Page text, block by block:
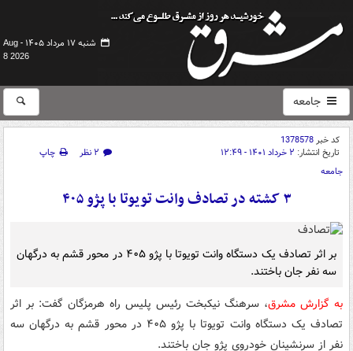
شنبه ۱۷ مرداد ۱۴۰۵ -
Aug
8 2026
جامعه
کد خبر1378578
تاریخ انتشار: ۲ خرداد ۱۴۰۱ - ۱۲:۴۹ ۲ نظر
چاپ
جامعه
۳ کشته در تصادف وانت تویوتا با پژو ۴۰۵
بر اثر تصادف یک دستگاه وانت تویوتا با پژو ۴۰۵ در محور قشم به درگهان
سه نفر جان باختند.
به گزارش مشرق، سرهنگ نیکبخت رئیس پلیس راه هرمزگان گفت: بر اثر
تصادف یک دستگاه وانت تویوتا با پژو ۴۰۵ در محور قشم به درگهان سه
نفر از سرنشینان خودروی پژو جان باختند.